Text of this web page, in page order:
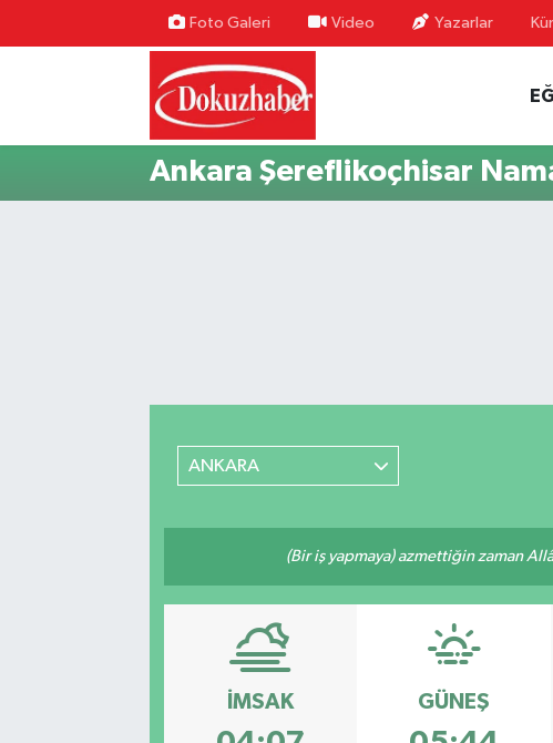
Foto Galeri Video Yazarlar
Ankara Şereflikoçhisar
ANKARA
(Bir iş yapmaya) azmettiğin zaman
İMSAK GÜNEŞ
Hava Durumu
Trafik Durumu
Puan Durumu ve Fikstür